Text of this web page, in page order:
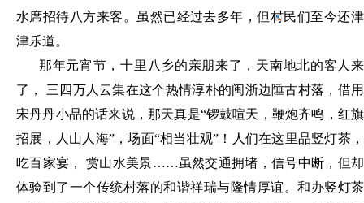
水席招待八方来客。虽然已经过去多年，但村民们至今还津
津乐道。
那年元宵节，十里八乡的亲朋来了，天南地北的客人来
了，
三四万人云集在这个热情淳朴的闽浙边陲古村落，借用
宋丹丹小品的话来说，那天真是“锣鼓喧天，鞭炮齐鸣，红旗
招展，人山人海”，场面“相当壮观”！人们在这里品竖灯茶，
吃百家宴， 赏山水美景……虽然交通拥堵，信号中断，但却
体验到了一个传统村落的和谐祥瑞与隆情厚谊。和办竖灯茶